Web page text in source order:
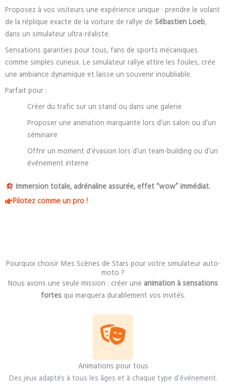
Proposez à vos visiteurs une expérience unique : prendre le volant
de la réplique exacte de la voiture de rallye de Sébastien Loeb,
dans un simulateur ultra-réaliste.
Sensations garanties pour tous, fans de sports mécaniques
comme simples curieux. Le simulateur rallye attire les foules, crée
une ambiance dynamique et laisse un souvenir inoubliable.
Parfait pour :
Créer du trafic sur un stand ou dans une galerie
Proposer une animation marquante lors d’un salon ou d’un
séminaire
Offrir un moment d’évasion lors d’un team-building ou d’un
événement interne
Immersion totale, adrénaline assurée, effet “wow” immédiat.
Pilotez comme un pro !
Pourquoi choisir Mes Scènes de Stars pour votre simulateur auto-
moto ?
Nous avons une seule mission : créer une animation à sensations
fortesqui marquera durablement vos invités.
Animations pour tous
Des jeux adaptés à tous les âges et à chaque type d’événement.